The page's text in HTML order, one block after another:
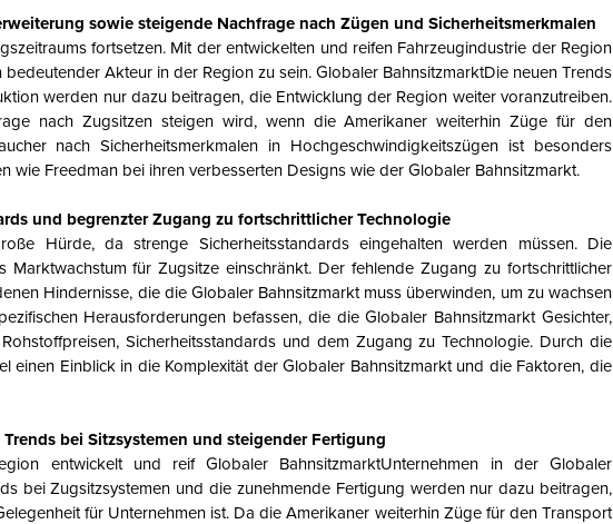
sowie steigende Nachfrage nach Zügen und Sicherheitsmerkmalen
fortsetzen. Mit der entwickelten und reifen Fahrzeugindustrie der Region
Akteur in der Region zu sein. Globaler BahnsitzmarktDie neuen Trends
werden nur dazu beitragen, die Entwicklung der Region weiter voranzutreiben.
nach Zugsitzen steigen wird, wenn die Amerikaner weiterhin Züge für den
nach Sicherheitsmerkmalen in Hochgeschwindigkeitszügen ist besonders
wie Freedman bei ihren verbesserten Designs wie der Globaler Bahnsitzmarkt.
und begrenzter Zugang zu fortschrittlicher Technologie
Hürde, da strenge Sicherheitsstandards eingehalten werden müssen. Die
für Zugsitze einschränkt. Der fehlende Zugang zu fortschrittlicher
Hindernisse, die die Globaler Bahnsitzmarktmuss überwinden, um zu wachsen
Herausforderungen befassen, die dieGlobaler BahnsitzmarktGesichter,
Sicherheitsstandards und dem Zugang zu Technologie. Durch die
einen Einblick in die Komplexität derGlobaler Bahnsitzmarktund die Faktoren, die
bei Sitzsystemen und steigender Fertigung
entwickelt und reifGlobaler BahnsitzmarktUnternehmen in derGlobaler
bei Zugsitzsystemen und die zunehmende Fertigung werden nur dazu beitragen,
für Unternehmen ist. Da die Amerikaner weiterhin Züge für den Transport